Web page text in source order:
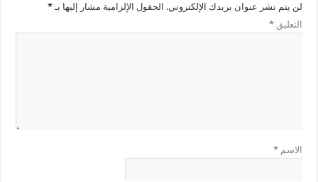
لن يتم نشر عنوان بريدك الإلكتروني. الحقول الإلزامية مشار إليها بـ*
التعليق*
الاسم*